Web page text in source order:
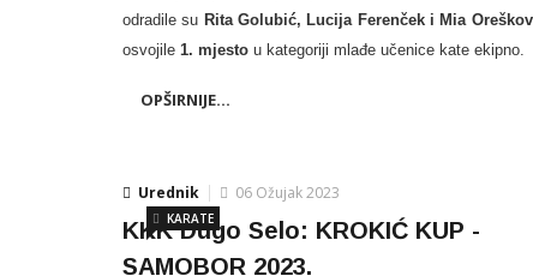
odradile su Rita Golubić, Lucija Ferenček i Mia
osvojile 1. mjesto u kategoriji mlađe učenice kate ekipno.
OPŠIRNIJE...
Urednik
KARATE
06 Ožujak 2023
KKK Dugo Selo: KROKIĆ KUP -
SAMOBOR 2023.